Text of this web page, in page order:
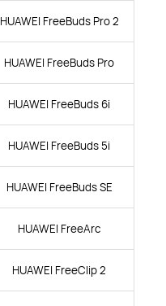
HUAWEI FreeBuds Pro 2
HUAWEI FreeBuds Pro
HUAWEI FreeBuds 6i
HUAWEI FreeBuds 5i
HUAWEI FreeBuds SE
HUAWEI FreeArc
HUAWEI FreeClip 2